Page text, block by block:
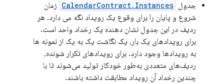
جدول CalendarContract.Instances زمان
شروع و پایان را برای وقوع یک رویداد نگه می دارد. هر
ردیف در این جدول نشان دهنده یک رخداد واحد است.
برای رویدادهای یک بار، یک نگاشت یک به یک از نمونه ها
به رویدادها وجود دارد. برای رویدادهای تکرار شونده،
ردیف‌های متعددی به‌طور خودکار تولید می‌شوند تا با
چندین رخداد آن رویداد مطابقت داشته باشند.